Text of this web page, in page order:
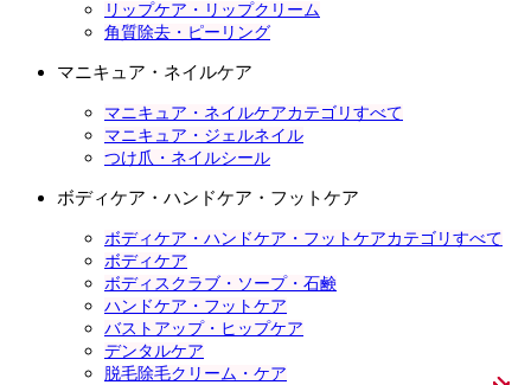
リップケア・リップクリーム
角質除去・ピーリング
マニキュア・ネイルケア
マニキュア・ネイルケアカテゴリすべて
マニキュア・ジェルネイル
つけ爪・ネイルシール
ボディケア・ハンドケア・フットケア
ボディケア・ハンドケア・フットケアカテゴリすべて
ボディケア
ボディスクラブ・ソープ・石鹸
ハンドケア・フットケア
バストアップ・ヒップケア
デンタルケア
脱毛除毛クリーム・ケア